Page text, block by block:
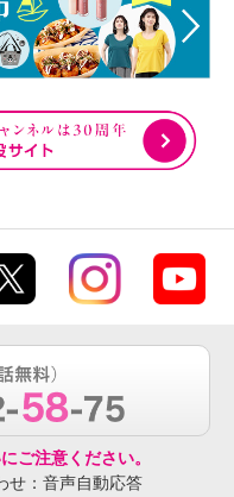
ご注意ください。
せ：音声自動応答